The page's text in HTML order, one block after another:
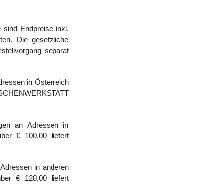
sind Endpreise inkl.
Die gesetzliche
separat
in Österreich
an Adressen in
€ 100,00 liefert
in anderen
€ 120,00 liefert